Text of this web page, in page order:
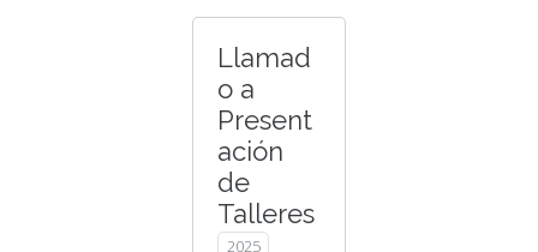
Llamad
o a
Present
ación
de
Talleres
2025